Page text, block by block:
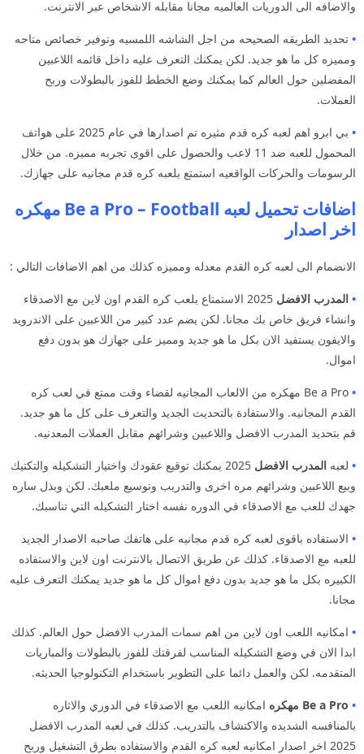
والاضافه الى الدوريات العالميه مجانا مقابله الاشخاص عبر الانترنت.
• تحديد الطريقه الصحيحه من اجل الشاشه اللمسيه وتوفير خصائص متاحه
ومميزه كل ما هو جديد. لكن يمكنك التعرف عليه داخل قائمه اللاعبين
المفضلين حول العالم كما يمكنك وضع الخطط للفوز بالبطولات وربح
العملات.
•
بي ابرو اهم لعبه كره قدم مثيره تم اصدارها في عام 2025 على هواتف
المحمول للعبه ضد 11 لاعب والحصول على اقوى تجربه مميزه. من خلال
الرسومات والحركات الواقعيه استمتع بلعبه كره قدم مجانيه على جهازك.
اضافات تحميل لعبه Be a Pro – Football مهكره
اخر اصدار
الانضمام الى لعبه كره القدم معدله ومميزه كذلك من اهم الاضافات التالي :
• المدرب الافضل
2025 الاستمتاع بلعب كره القدم اون لاين مع الاصدقاء
وانشاء فريق خاص بك مجانا. لكن يضم عدد كبير من اللاعبين على الاندرويد
والايفون يستفيد الان بكل ما هو جديد ومميز على جهازك هو بدون دفع
اموال.
•
Be a Pro مهكره من الالعاب المجانيه لقضاء وقت ممتع في لعب كره
القدم المجانيه. والاستفادة بالتحديث الجديد والتعرف على كل ما هو جديد.
قم بتحديد المدرب الافضل واللاعبين وشرائهم مقابل العملات المعدنيه.
• لعبه المدرب الافضل
2025 يمكنك توقيع عقودك واختيار التشكيله والتكتيك
وبيع اللاعبين وشرائهم مره اخرى والتدريب وتوسيع ملعبك. لكن وبذل ساره
جهدك للعب مع الاصدقاء في الدوره نفسه اختار التشكيله التي تناسبك.
• الاستفاده باقوى لعبه كره قدم مجانيه على هاتفك صاحبه الاصدار الجديد
للعبه مع الاصدقاء. كذلك عن طريق الاتصال بالانترنت اون لاين والاستفاده
الكبيره بكل ما هو جديد بدون دفع اموال كل ما هو جديد يمكنك التعرف عليه
مجانا.
• امكانيه اللعب اون لاين من اهم سمات المدرب الافضل حول العالم. كذلك
ابدا الان في وضع التشكيله المناسب لفرقتك للفوز بالبطولات والمباريات
المتقدمه. لكن والعمل دائما على التطوير باستخدام التكنولوجيا الحديثه.
• Be a Pro مهكره
امكانيه اللعب مع الاصدقاء في الدوري والاثاره
بالمنافسه الشديده والاكتشاف بالتدريب. كذلك في لعبه المدرب الافضل
2025 اخر اصدار امكانيه لعبه كره القدم والاستفاده بطرق التشغيل وربح